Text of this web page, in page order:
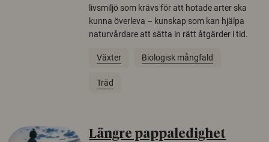
livsmiljö som krävs för att hotade arter ska
kunna överleva – kunskap som kan hjälpa
naturvårdare att sätta in rätt åtgärder i tid.
Växter Biologisk mångfald
Träd
Längre pappaledighet